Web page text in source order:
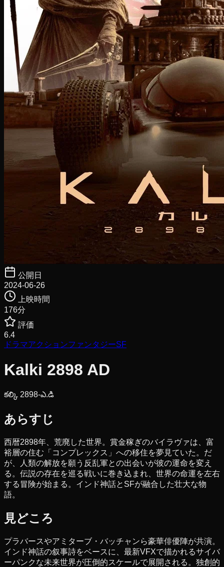
公開日
2024-06-26
上映時間
176分
評価
6.4
ドラマアクションファンタジーSF
Kalki 2898 AD
కల్కి 2898-ఎ.డి
あらすじ
西暦2898年、荒廃した世界。賞金稼ぎのバイラヴァは、富
裕層の住む「コンプレックス」への移住を夢見ていた。だ
が、人類の解放を願う反乱軍との出会いが彼の運命を変え
る。伝説の存在を巡る戦いに巻き込まれ、世界の命運を左右
する冒険が始まる。インド神話とSFが融合した壮大な物
語。
見どころ
プラバースやアミターブ・バッチャンら豪華俳優陣が共演。
インド神話の叙事詩をベースに、最新VFXで描かれるサイバ
ーパンクな未来世界が圧倒的スケールで展開される。独創的